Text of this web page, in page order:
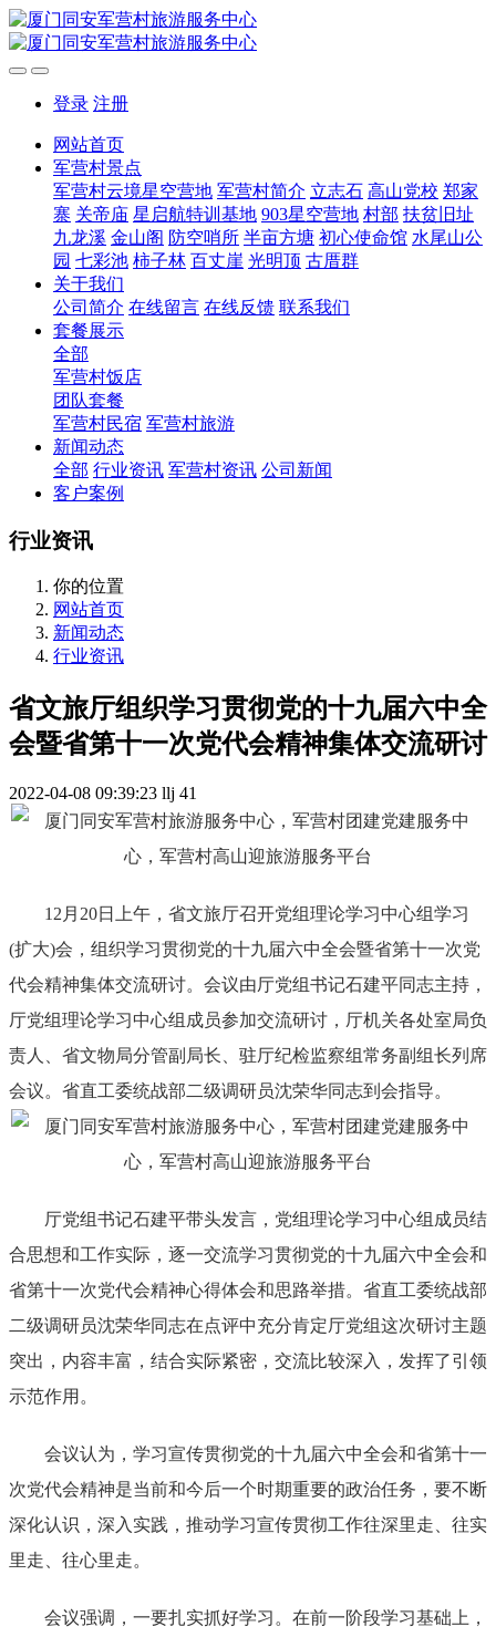
登录 注册
网站首页
军营村景点
军营村云境星空营地 军营村简介 立志石 高山党校 郑家
寨 关帝庙 星启航特训基地 903星空营地 村部 扶贫旧址
九龙溪 金山阁 防空哨所 半亩方塘 初心使命馆 水尾山公
园 七彩池 柿子林 百丈崖 光明顶 古厝群
关于我们
公司简介 在线留言 在线反馈 联系我们
套餐展示
全部
军营村饭店
团队套餐
军营村民宿 军营村旅游
新闻动态
全部 行业资讯 军营村资讯 公司新闻
客户案例
行业资讯
你的位置
网站首页
新闻动态
行业资讯
省文旅厅组织学习贯彻党的十九届六中全
会暨省第十一次党代会精神集体交流研讨
2022-04-08 09:39:23 llj 41
12月20日上午，省文旅厅召开党组理论学习中心组学习
(扩大)会，组织学习贯彻党的十九届六中全会暨省第十一次党
代会精神集体交流研讨。会议由厅党组书记石建平同志主持，
厅党组理论学习中心组成员参加交流研讨，厅机关各处室局负
责人、省文物局分管副局长、驻厅纪检监察组常务副组长列席
会议。省直工委统战部二级调研员沈荣华同志到会指导。
厅党组书记石建平带头发言，党组理论学习中心组成员结
合思想和工作实际，逐一交流学习贯彻党的十九届六中全会和
省第十一次党代会精神心得体会和思路举措。省直工委统战部
二级调研员沈荣华同志在点评中充分肯定厅党组这次研讨主题
突出，内容丰富，结合实际紧密，交流比较深入，发挥了引领
示范作用。
会议认为，学习宣传贯彻党的十九届六中全会和省第十一
次党代会精神是当前和今后一个时期重要的政治任务，要不断
深化认识，深入实践，推动学习宣传贯彻工作往深里走、往实
里走、往心里走。
会议强调，一要扎实抓好学习。在前一阶段学习基础上，